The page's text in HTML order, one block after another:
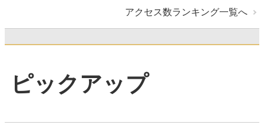
アクセス数ランキング一覧へ
ピックアップ